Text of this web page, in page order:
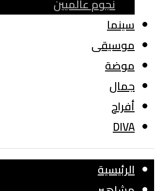
نجوم عالميين
سينما
موسيقى
موضة
جمال
أفراح
DIVA
الرئيسية